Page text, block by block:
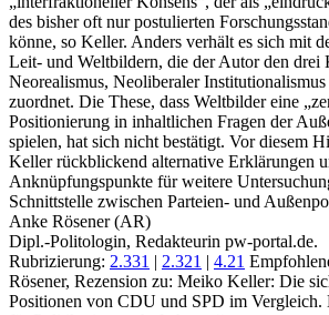
des bisher oft nur postulierten
könne, so Keller. Anders verhält es sich mit
Leit- und Weltbildern, die der Autor den drei
Neorealismus, Neoliberaler
zuordnet. Die These, dass Weltbilder eine
Positionierung in inhaltlichen Fragen der
spielen, hat sich nicht bestätigt. Vor diesem
Keller rückblickend alternative Erklärungen
Anknüpfungspunkte für weitere
Schnittstelle zwischen Parteien- und
Anke Rösener (AR)
Dipl.-Politologin, Redakteurin pw-portal.de.
Rubrizierung: 2.331 | 2.321 | 4.21
Rösener, Rezension zu: Meiko Keller: Die
Positionen von CDU und SPD im Vergleich.